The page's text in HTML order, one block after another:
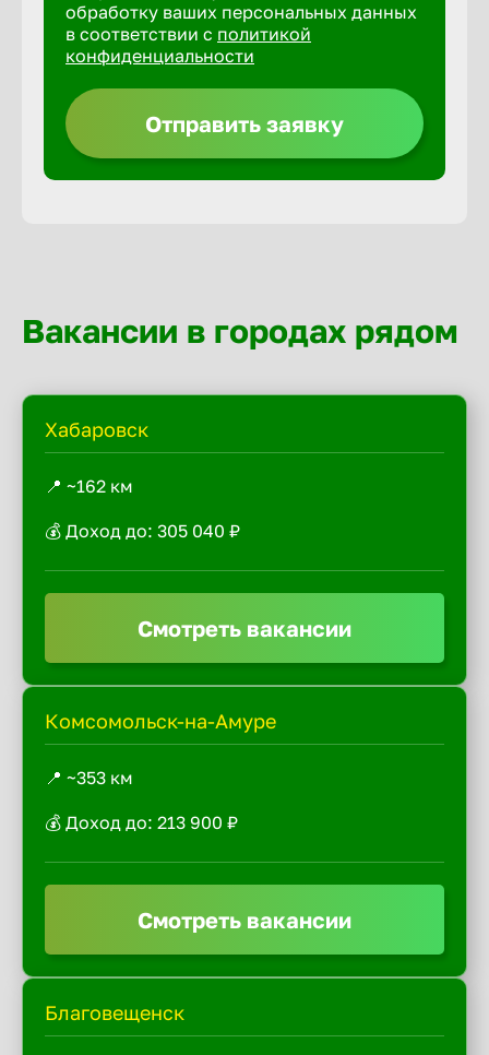
обработку ваших персональных данных
в соответствии с политикой
конфиденциальности
Отправить заявку
Вакансии в городах рядом
Хабаровск
📍 ~162 км
💰 Доход до: 305 040 ₽
Смотреть вакансии
Комсомольск-на-Амуре
📍 ~353 км
💰 Доход до: 213 900 ₽
Смотреть вакансии
Благовещенск